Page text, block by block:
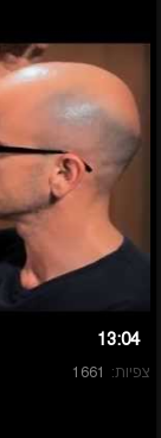
13:04
צפיות: 1661